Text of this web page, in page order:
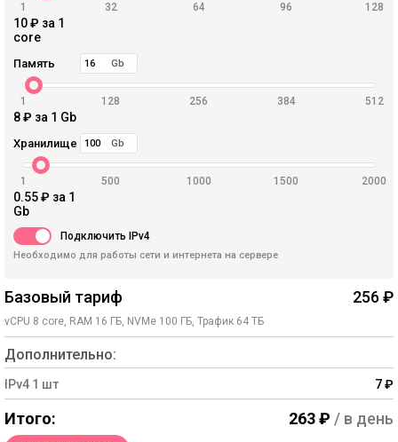
1 32 64 96 128
10₽ за 1
core
Память Gb
1 128 256 384 512
8₽ за 1 Gb
Хранилище Gb
1 500 1000 1500 2000
0.55₽ за 1
Gb
Подключить IPv4
Необходимо для работы сети и интернета на сервере
Базовый тариф 256₽
vCPU 8 core, RAM 16 ГБ, NVMe 100 ГБ, Трафик 64 TБ
Дополнительно:
IPv4 1 шт 7₽
Итого: 263₽ / в день